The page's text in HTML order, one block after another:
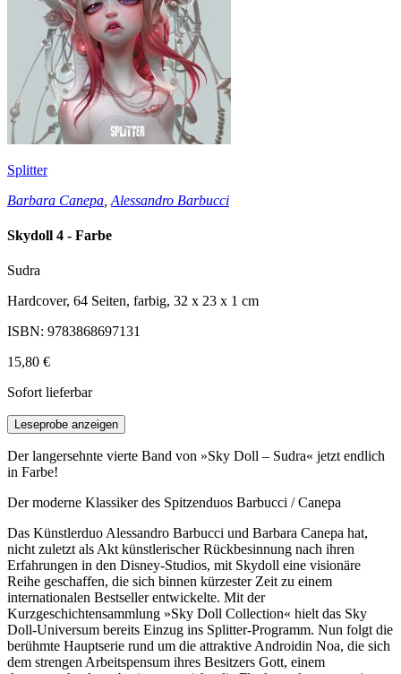
Splitter
Barbara Canepa Alessandro Barbucci
Skydoll 4 - Farbe
Sudra
Hardcover, 64 Seiten, farbig, 32 x 23 x 1 cm
ISBN: 9783868697131
15,80 €
Sofort lieferbar
Leseprobe anzeigen
Der langersehnte vierte Band von »Sky Doll – Sudra« jetzt endlich
in Farbe!
Der moderne Klassiker des Spitzenduos Barbucci / Canepa
Das Künstlerduo Alessandro Barbucci und Barbara Canepa hat,
nicht zuletzt als Akt künstlerischer Rückbesinnung nach ihren
Erfahrungen in den Disney-Studios, mit Skydoll eine visionäre
Reihe geschaffen, die sich binnen kürzester Zeit zu einem
internationalen Bestseller entwickelte. Mit der
Kurzgeschichtensammlung »Sky Doll Collection« hielt das Sky
Doll-Universum bereits Einzug ins Splitter-Programm. Nun folgt die
berühmte Hauptserie rund um die attraktive Androidin Noa, die sich
dem strengen Arbeitspensum ihres Besitzers Gott, einem